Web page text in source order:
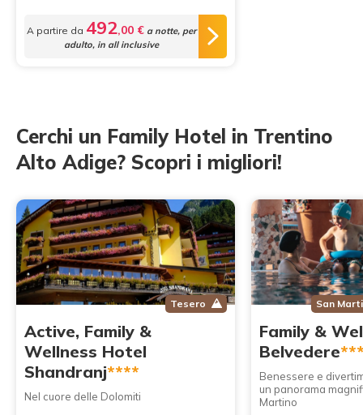
A partire da 492,00 € a notte, per
adulto, in all inclusive
Cerchi un Family Hotel in Trentino
Alto Adige? Scopri i migliori!
Tesero
Active, Family &
Wellness Hotel
Shandranj****
Nel cuore delle Dolomiti
San
Family &
Belvedere
Benessere e
un panorama
Martino